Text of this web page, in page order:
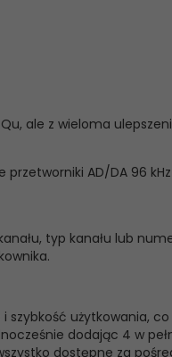
ale z wieloma
AD/DA 96
typ kanału lub
szybkość użytkowania,
dodając 4 w
dostępne za